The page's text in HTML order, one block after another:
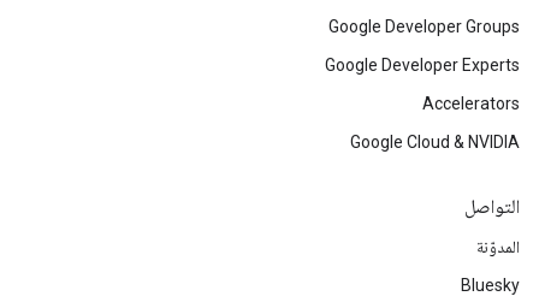
Google Developer Groups
Google Developer Experts
Accelerators
Google Cloud & NVIDIA
التواصل
المدوّنة
Bluesky